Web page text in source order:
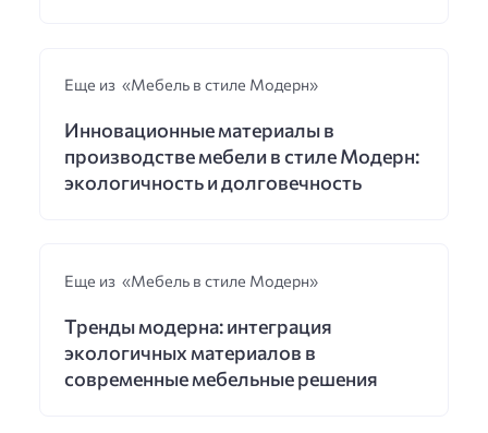
Еще из «Мебель в стиле Модерн»
Инновационные материалы в
производстве мебели в стиле Модерн:
экологичность и долговечность
Еще из «Мебель в стиле Модерн»
Тренды модерна: интеграция
экологичных материалов в
современные мебельные решения